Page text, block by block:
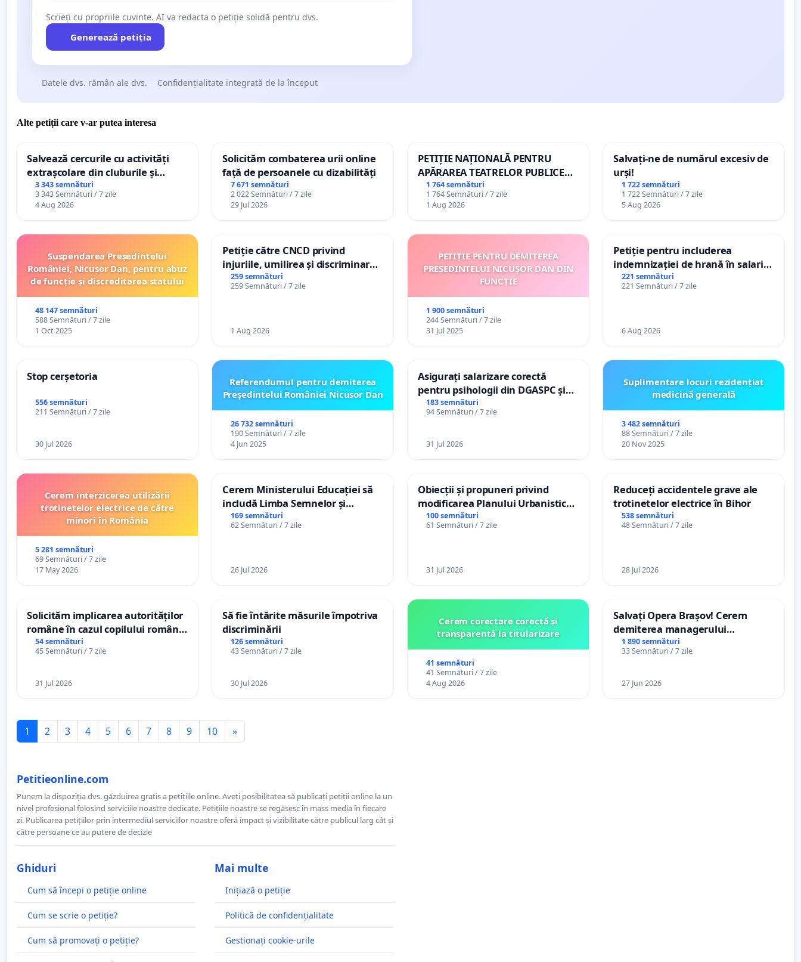
Scrieți cu propriile cuvinte. AI va redacta o petiție solidă pentru dvs.
Generează petiția
Datele dvs. rămân ale dvs. Confidențialitate integrată de la început
Alte petiții care v-ar putea interesa
Salvează cercurile cu activități
extrașcolare din cluburile și
palatele copiilor
3 343 semnături
3 343 Semnături / 7 zile
4 Aug 2026
Solicităm combaterea urii online
față de persoanele cu dizabilități
7 671 semnături
2 022 Semnături / 7 zile
29 Jul 2026
PETIȚIE NAȚIONALĂ PENTRU
APĂRAREA TEATRELOR PUBLICE
DE REPERTORIU DIN ROMÂNIA
1 764 semnături
1 764 Semnături / 7 zile
1 Aug 2026
Salvați-ne de numărul excesiv de
urși!
1 722 semnături
1 722 Semnături / 7 zile
5 Aug 2026
Suspendarea Președintelui
României, Nicușor Dan, pentru abuz
de funcție și discreditarea statului
48 147 semnături
588 Semnături / 7 zile
1 Oct 2025
Petiție către CNCD privind
injuriile, umilirea și discriminarea
persoanelor cu dizabilități de
către utilizatorul TikTok „Gorici”
259 semnături
259 Semnături / 7 zile
1 Aug 2026
PETIȚIE PENTRU DEMITEREA
PREȘEDINTELUI NICUȘOR DAN DIN
FUNCȚIE
1 900 semnături
244 Semnături / 7 zile
31 Jul 2025
Petiție pentru includerea
indemnizației de hrană în salariul
de bază și protejarea gradațiilor
de vechime pentru asistenții
221 semnături
221 Semnături / 7 zile
6 Aug 2026
Stop cerșetoria
556 semnături
211 Semnături / 7 zile
30 Jul 2026
Referendumul pentru demiterea
Preşedintelui României Nicusor Dan
26 732 semnături
190 Semnături / 7 zile
4 Jun 2025
Asigurați salarizare corectă
pentru psihologii din DGASPC și
spitale
183 semnături
94 Semnături / 7 zile
31 Jul 2026
Suplimentare locuri rezidențiat
medicină generală
3 482 semnături
88 Semnături / 7 zile
20 Nov 2025
Cerem interzicerea utilizării
trotinetelor electrice de către
minori în România
5 281 semnături
69 Semnături / 7 zile
17 May 2026
Cerem Ministerului Educației să
includă Limba Semnelor și
alfabetul Braille în școlile din
Republica Moldova!
169 semnături
62 Semnături / 7 zile
26 Jul 2026
Obiecții și propuneri privind
modificarea Planului Urbanistic
General al orașului Ialoveni
100 semnături
61 Semnături / 7 zile
31 Jul 2026
Reduceți accidentele grave ale
trotinetelor electrice în Bihor
538 semnături
48 Semnături / 7 zile
28 Jul 2026
Solicităm implicarea autorităților
române în cazul copilului român
Wiliam Kristian Gheorghe, aflat în
plasament în Danemarca de 12
54 semnături
45 Semnături / 7 zile
31 Jul 2026
Să fie întărite măsurile împotriva
discriminării
126 semnături
43 Semnături / 7 zile
30 Jul 2026
Cerem corectare corectă și
transparentă la titularizare
41 semnături
41 Semnături / 7 zile
4 Aug 2026
Salvați Opera Brașov! Cerem
demiterea managerului
interimar, Petrean Lucian-Marius!
1 890 semnături
33 Semnături / 7 zile
27 Jun 2026
1 2 3 4 5 6 7 8 9 10 »
Petitieonline.com
Punem la dispoziția dvs. găzduirea gratis a petițiile online. Aveți posibilitatea să publicați petiții online la un
nivel profesional folosind serviciile noastre dedicate. Petițiile noastre se regăsesc în mass media în fiecare
zi. Publicarea petițiilor prin intermediul serviciilor noastre oferă impact și vizibilitate către publicul larg cât și
către persoane ce au putere de decizie
Ghiduri
Cum să începi o petiție online
Cum se scrie o petiție?
Cum să promovați o petiție?
Mai multe
Inițiază o petiție
Politică de confidențialitate
Gestionați cookie-urile